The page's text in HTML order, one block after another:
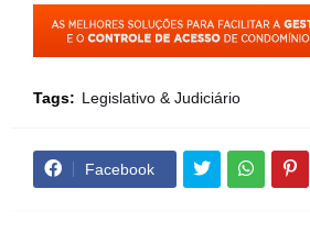
Tags: Legislativo & Judiciário
Facebook